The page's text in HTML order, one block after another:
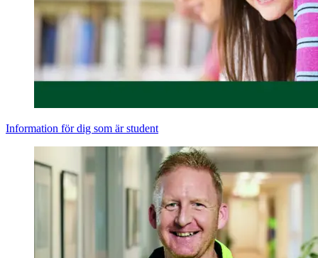
Information för dig som är student